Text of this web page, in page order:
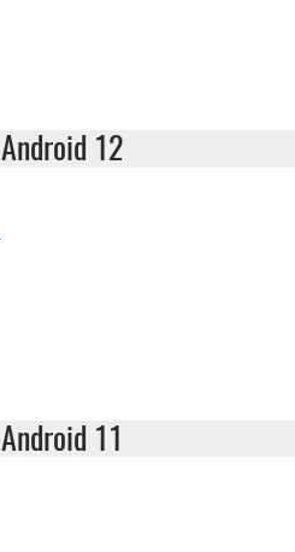
Android 12
Android 11